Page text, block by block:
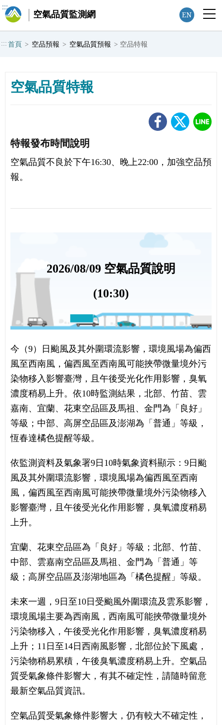
空氣品質監測網
:::
EN
::: 首頁 > 空品預報 > 空氣品質預報 > 空品特報
空氣品質特報
特報發布時間說明
空氣品質不良於下午16:30、晚上22:00，加強空品預
報。
2026/08/09 空氣品質說明
(10:30)
今（9）日颱風及其外圍環流影響，環境風場為偏西
風至西南風，偏西風至西南風可能挾帶微量境外污
染物移入影響臺灣，且午後受光化作用影響，臭氧
濃度稍易上升。依10時監測結果，北部、竹苗、雲
嘉南、宜蘭、花東空品區及馬祖、金門為「良好」
等級；中部、高屏空品區及澎湖為「普通」等級，
恆春達橘色提醒等級。
依監測資料及氣象署9日10時氣象資料顯示：9日颱
風及其外圍環流影響，環境風場為偏西風至西南
風，偏西風至西南風可能挾帶微量境外污染物移入
影響臺灣，且午後受光化作用影響，臭氧濃度稍易
上升。
宜蘭、花東空品區為「良好」等級；北部、竹苗、
中部、雲嘉南空品區及馬祖、金門為「普通」等
級；高屏空品區及澎湖地區為「橘色提醒」等級。
未來一週，9日至10日受颱風外圍環流及雲系影響，
環境風場主要為西南風，西南風可能挾帶微量境外
污染物移入，午後受光化作用影響，臭氧濃度稍易
上升；11日至14日西南風影響，北部位於下風處，
污染物稍易累積，午後臭氧濃度稍易上升。空氣品
質受氣象條件影響大，有其不確定性，請隨時留意
最新空氣品質資訊。
空氣品質受氣象條件影響大，仍有較大不確定性，